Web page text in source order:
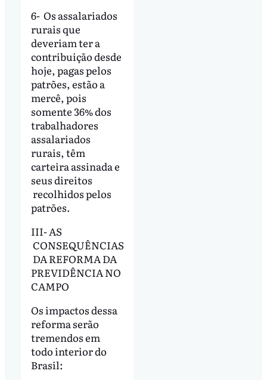
6- Os assalariados
rurais que
deveriam ter a
contribuição desde
hoje, pagas pelos
patrões, estão a
mercê, pois
somente 36% dos
trabalhadores
assalariados
rurais, têm
carteira assinada e
seus direitos
recolhidos pelos
patrões.
III- AS
CONSEQUÊNCIAS
DA REFORMA DA
PREVIDÊNCIA NO
CAMPO
Os impactos dessa
reforma serão
tremendos em
todo interior do
Brasil: